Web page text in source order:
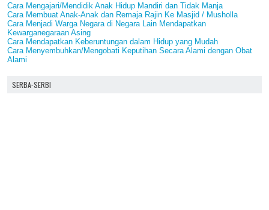
Cara Mengajari/Mendidik Anak Hidup Mandiri dan Tidak Manja
Cara Membuat Anak-Anak dan Remaja Rajin Ke Masjid / Musholla
Cara Menjadi Warga Negara di Negara Lain Mendapatkan
Kewarganegaraan Asing
Cara Mendapatkan Keberuntungan dalam Hidup yang Mudah
Cara Menyembuhkan/Mengobati Keputihan Secara Alami dengan Obat
Alami
SERBA-SERBI